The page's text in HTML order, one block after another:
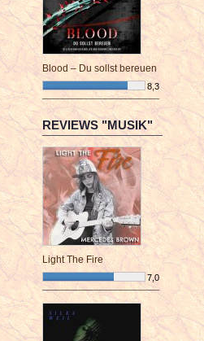
Blood – Du sollst bereuen
8,3
¯¯¯¯¯¯¯¯¯¯¯¯¯¯¯¯¯¯¯¯¯¯¯¯
REVIEWS "MUSIK"
Light The Fire
7,0
¯¯¯¯¯¯¯¯¯¯¯¯¯¯¯¯¯¯¯¯¯¯¯¯